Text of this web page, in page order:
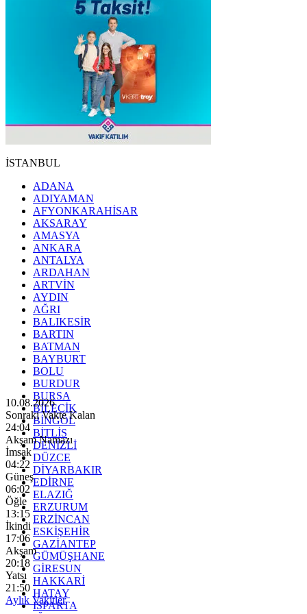
İSTANBUL
ADANA
ADIYAMAN
AFYONKARAHİSAR
AKSARAY
AMASYA
ANKARA
ANTALYA
ARDAHAN
ARTVİN
AYDIN
AĞRI
BALIKESİR
BARTIN
BATMAN
BAYBURT
BOLU
BURDUR
BURSA
BİLECİK
BİNGÖL
BİTLİS
DENİZLİ
DÜZCE
DİYARBAKIR
EDİRNE
ELAZIĞ
ERZURUM
ERZİNCAN
ESKİŞEHİR
GAZİANTEP
GÜMÜŞHANE
GİRESUN
HAKKARİ
HATAY
ISPARTA
10.08.2026
Sonraki Vakte Kalan
24:02
Akşam Namazı
İmsak
04:22
Güneş
06:02
Öğle
13:15
İkindi
17:06
Akşam
20:18
Yatsı
21:50
Aylık Vakitler